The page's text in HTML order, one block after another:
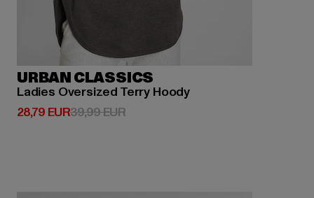
URBAN CLASSICS
Ladies Oversized Terry Hoody
28,79 EUR
Derzeitiger Preis: 28,79 EUR
39,99 EURAktionspreis: 39,99 EUR